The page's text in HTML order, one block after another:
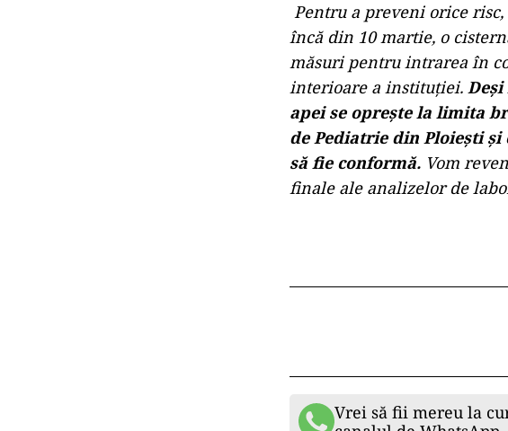
Pentru a preveni orice
încă din 10 martie, o
măsuri pentru intrarea în
interioare a instituției.
apei se oprește la limita
de Pediatrie din Ploiești
să fie conformă. Vom
finale ale analizelor de
Vrei să fii mereu la